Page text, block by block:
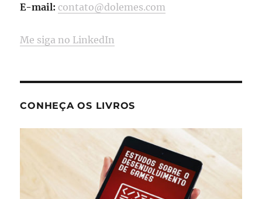
E-mail: contato@dolemes.com
Me siga no LinkedIn
CONHEÇA OS LIVROS